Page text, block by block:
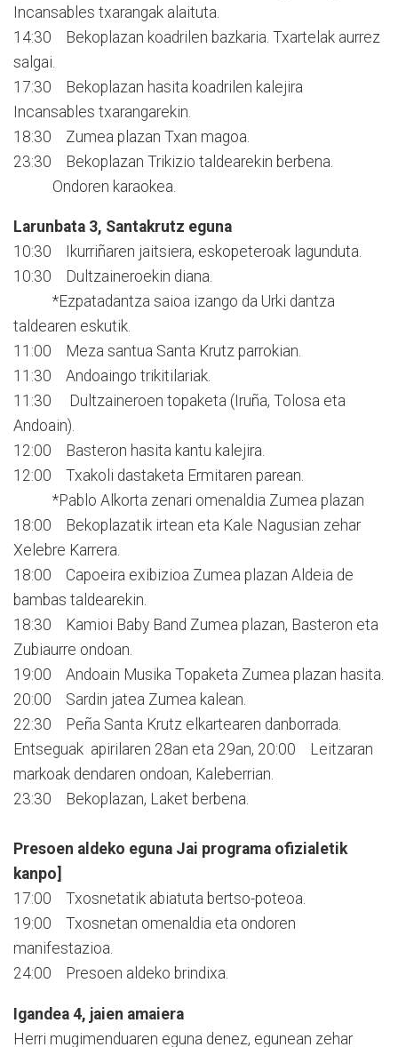
Incansables txarangak alaituta.
14:30 Bekoplazan koadrilen bazkaria. Txartelak aurrez
salgai.
17:30 Bekoplazan hasita koadrilen kalejira
Incansables txarangarekin.
18:30 Zumea plazan Txan magoa.
23:30 Bekoplazan Trikizio taldearekin berbena.
Ondoren karaokea.
Larunbata 3, Santakrutz eguna
10:30 Ikurriñaren jaitsiera, eskopeteroak lagunduta.
10:30 Dultzaineroekin diana.
*Ezpatadantza saioa izango da Urki dantza
taldearen eskutik.
11:00 Meza santua Santa Krutz parrokian.
11:30 Andoaingo trikitilariak.
11:30 Dultzaineroen topaketa (Iruña, Tolosa eta
Andoain).
12:00 Basteron hasita kantu kalejira.
12:00 Txakoli dastaketa Ermitaren parean.
*Pablo Alkorta zenari omenaldia Zumea plazan
18:00 Bekoplazatik irtean eta Kale Nagusian zehar
Xelebre Karrera.
18:00 Capoeira exibizioa Zumea plazan Aldeia de
bambas taldearekin.
18:30 Kamioi Baby Band Zumea plazan, Basteron eta
Zubiaurre ondoan.
19:00 Andoain Musika Topaketa Zumea plazan hasita.
20:00 Sardin jatea Zumea kalean.
22:30 Peña Santa Krutz elkartearen danborrada.
Entseguak apirilaren 28an eta 29an, 20:00 Leitzaran
markoak dendaren ondoan, Kaleberrian.
23:30 Bekoplazan, Laket berbena.
Presoen aldeko eguna Jai programa ofizialetik
kanpo]
17:00 Txosnetatik abiatuta bertso-poteoa.
19:00 Txosnetan omenaldia eta ondoren
manifestazioa.
24:00 Presoen aldeko brindixa.
Igandea 4, jaien amaiera
Herri mugimenduaren eguna denez, egunean zehar